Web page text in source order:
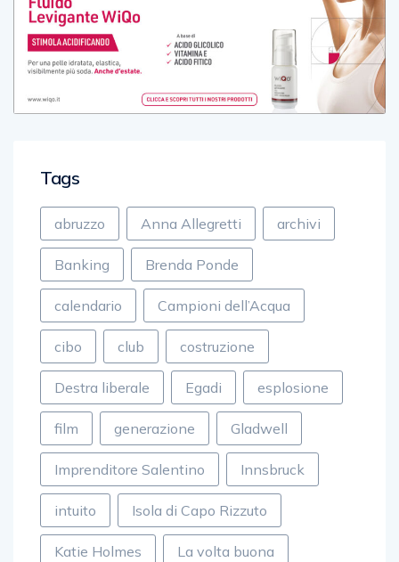
Tags
abruzzo Anna Allegretti archivi
Banking Brenda Ponde
calendario Campioni dell’Acqua
cibo club costruzione
Destra liberale Egadi esplosione
film generazione Gladwell
Imprenditore Salentino Innsbruck
intuito Isola di Capo Rizzuto
Katie Holmes La volta buona